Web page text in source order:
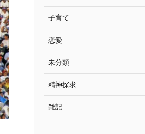
子育て
恋愛
未分類
精神探求
雑記